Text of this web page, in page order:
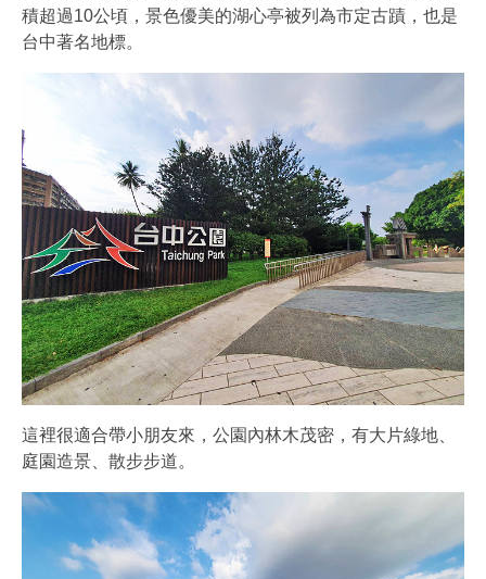
積超過10公頃，景色優美的湖心亭被列為市定古蹟，也是
台中著名地標。
這裡很適合帶小朋友來，公園內林木茂密，有大片綠地、
庭園造景、散步步道。